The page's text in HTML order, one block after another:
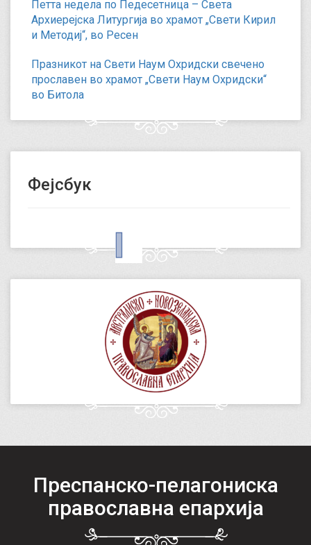
Петта недела по Педесетница – Света
Архиерејска Литургија во храмот „Свети Кирил
и Методиј“, во Ресен
Празникот на Свети Наум Охридски свечено
прославен во храмот „Свети Наум Охридски“
во Битола
Фејсбук
Преспанско-пелагониска
православна епархија